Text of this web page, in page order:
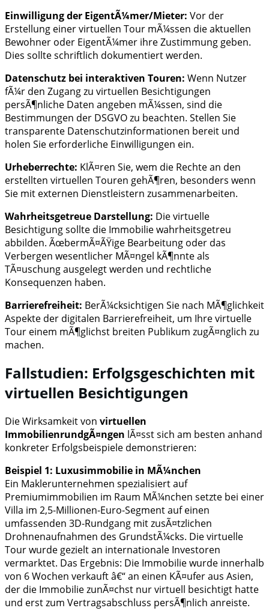
Einwilligung der EigentÃ¼mer/Mieter: Vor der
Erstellung einer virtuellen Tour mÃ¼ssen die aktuellen
Bewohner oder EigentÃ¼mer ihre Zustimmung geben.
Dies sollte schriftlich dokumentiert werden.
Datenschutz bei interaktiven Touren: Wenn Nutzer
fÃ¼r den Zugang zu virtuellen Besichtigungen
persÃ¶nliche Daten angeben mÃ¼ssen, sind die
Bestimmungen der DSGVO zu beachten. Stellen Sie
transparente Datenschutzinformationen bereit und
holen Sie erforderliche Einwilligungen ein.
Urheberrechte: KlÃ¤ren Sie, wem die Rechte an den
erstellten virtuellen Touren gehÃ¶ren, besonders wenn
Sie mit externen Dienstleistern zusammenarbeiten.
Wahrheitsgetreue Darstellung: Die virtuelle
Besichtigung sollte die Immobilie wahrheitsgetreu
abbilden. ÃœbermÃ¤ÃŸige Bearbeitung oder das
Verbergen wesentlicher MÃ¤ngel kÃ¶nnte als
TÃ¤uschung ausgelegt werden und rechtliche
Konsequenzen haben.
Barrierefreiheit: BerÃ¼cksichtigen Sie nach MÃ¶glichkeit
Aspekte der digitalen Barrierefreiheit, um Ihre virtuelle
Tour einem mÃ¶glichst breiten Publikum zugÃ¤nglich zu
machen.
Fallstudien: Erfolgsgeschichten mit
virtuellen Besichtigungen
Die Wirksamkeit von virtuellen
ImmobilienrundgÃ¤ngen lÃ¤sst sich am besten anhand
konkreter Erfolgsbeispiele demonstrieren:
Beispiel 1: Luxusimmobilie in MÃ¼nchen
Ein Maklerunternehmen spezialisiert auf
Premiumimmobilien im Raum MÃ¼nchen setzte bei einer
Villa im 2,5-Millionen-Euro-Segment auf einen
umfassenden 3D-Rundgang mit zusÃ¤tzlichen
Drohnenaufnahmen des GrundstÃ¼cks. Die virtuelle
Tour wurde gezielt an internationale Investoren
vermarktet. Das Ergebnis: Die Immobilie wurde innerhalb
von 6 Wochen verkauft â€“ an einen KÃ¤ufer aus Asien,
der die Immobilie zunÃ¤chst nur virtuell besichtigt hatte
und erst zum Vertragsabschluss persÃ¶nlich anreiste.